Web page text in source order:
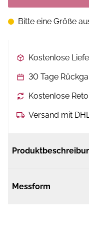
Bitte eine Größe
Kostenlose
30 Tage
Kostenlose
Versand mit
Messform